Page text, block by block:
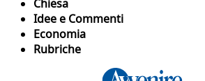
Chiesa
Idee e Commenti
Economia
Rubriche